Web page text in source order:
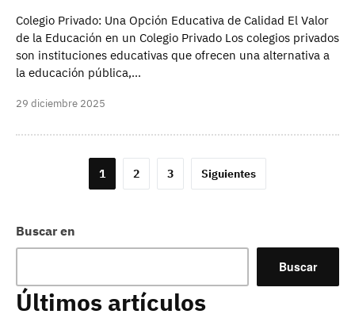
Buscar en
Buscar
Últimos artículos
Colegio Privado: Una Opción Educativa de Calidad El Valor
de la Educación en un Colegio Privado Los colegios privados
son instituciones educativas que ofrecen una alternativa a
la educación pública,…
29 diciembre 2025
Paginación
entradas
1 2 3 Siguientes